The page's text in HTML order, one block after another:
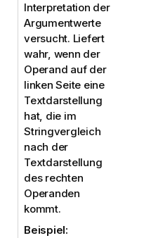
Interpretation der
Argumentwerte
versucht. Liefert
wahr, wenn der
Operand auf der
linken Seite eine
Textdarstellung
hat, die im
Stringvergleich
nach der
Textdarstellung
des rechten
Operanden
kommt.
Beispiel: